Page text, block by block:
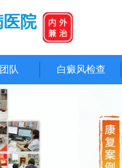
院
队 白癜风检查